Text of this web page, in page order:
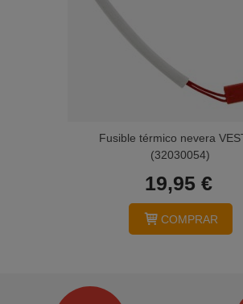
Fusible térmico nevera
(32030054)
19,95 €
COMPRAR